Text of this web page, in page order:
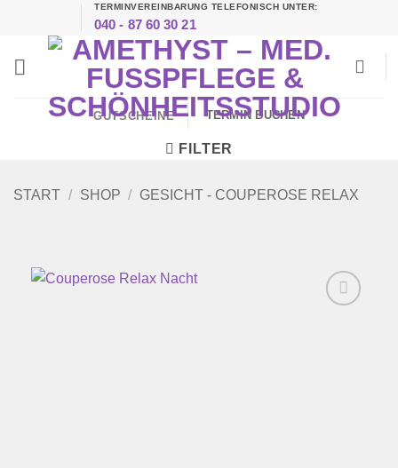
springen
TERMINVEREINBARUNG TELEFONISCH UNTER:
040 - 87 60 30 21
GUTSCHEINE TERMIN BUCHEN
FILTER
START / SHOP / GESICHT - COUPEROSE RELAX